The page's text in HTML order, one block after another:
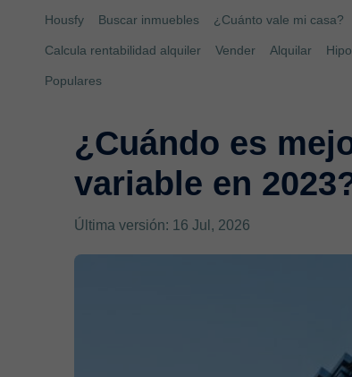
Housfy Buscar inmuebles ¿Cuánto vale mi casa?
Calcula rentabilidad alquiler Vender Alquilar
Populares
¿Cuándo es
variable en
Última versión: 16 Jul, 2026